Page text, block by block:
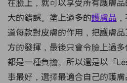
大的錯誤。塗上過多的護膚品
道每款對皮膚的作用，把護膚
方的發揮，最後只會令臉上過
都是一種負擔。所以還是以「
事最好，選擇最適合自己的護膚